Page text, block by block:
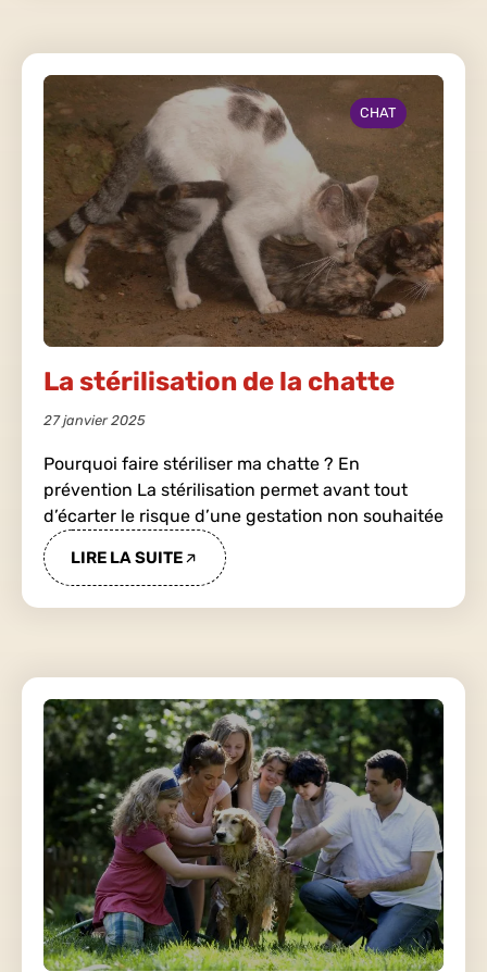
CHAT
La stérilisation de la chatte
27 janvier 2025
Pourquoi faire stériliser ma chatte ? En
prévention La stérilisation permet avant tout
d’écarter le risque d’une gestation non souhaitée
LIRE LA SUITE